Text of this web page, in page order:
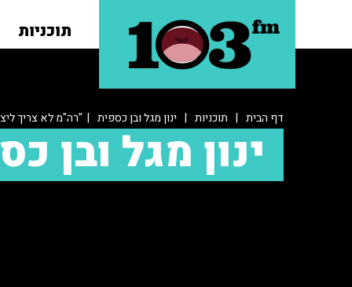
תוכניות
דף הבית | תוכניות | ינון מגל ובן כספית | "רה"מ לא צריך
ינון מגל ובן